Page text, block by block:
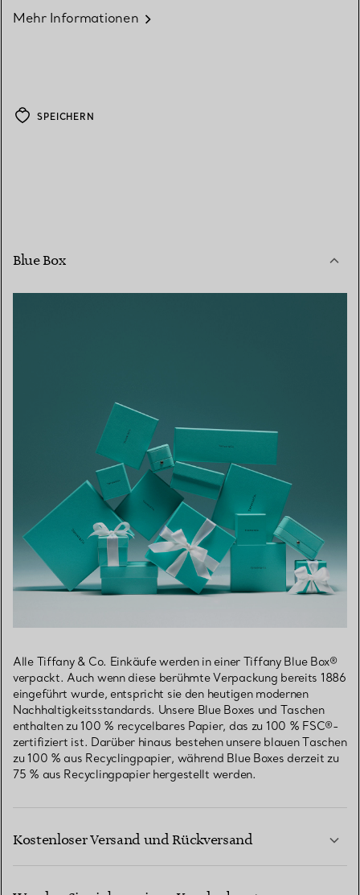
Mehr Informationen
SPEICHERN
Blue Box
Alle Tiffany & Co. Einkäufe werden in einer Tiffany Blue Box®
verpackt. Auch wenn diese berühmte Verpackung bereits 1886
eingeführt wurde, entspricht sie den heutigen modernen
Nachhaltigkeitsstandards. Unsere Blue Boxes und Taschen
enthalten zu 100 % recycelbares Papier, das zu 100 % FSC®-
zertifiziert ist. Darüber hinaus bestehen unsere blauen Taschen
zu 100 % aus Recyclingpapier, während Blue Boxes derzeit zu
75 % aus Recyclingpapier hergestellt werden.
Kostenloser Versand und Rückversand